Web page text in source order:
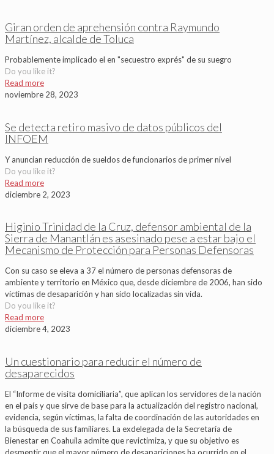
Giran orden de aprehensión contra Raymundo
Martínez, alcalde de Toluca
Probablemente implicado el en "secuestro exprés" de su suegro
Do you like it?
Read more
noviembre 28, 2023
Se detecta retiro masivo de datos públicos del
INFOEM
Y anuncian reducción de sueldos de funcionarios de primer nivel
Do you like it?
Read more
diciembre 2, 2023
Higinio Trinidad de la Cruz, defensor ambiental de la
Sierra de Manantlán es asesinado pese a estar bajo el
Mecanismo de Protección para Personas Defensoras
Con su caso se eleva a 37 el número de personas defensoras de
ambiente y territorio en México que, desde diciembre de 2006, han sido
víctimas de desaparición y han sido localizadas sin vida.
Do you like it?
Read more
diciembre 4, 2023
Un cuestionario para reducir el número de
desaparecidos
El “Informe de visita domiciliaria”, que aplican los servidores de la nación
en el país y que sirve de base para la actualización del registro nacional,
evidencia, según víctimas, la falta de coordinación de las autoridades en
la búsqueda de sus familiares. La exdelegada de la Secretaría de
Bienestar en Coahuila admite que revictimiza, y que su objetivo es